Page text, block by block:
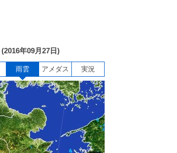
(2016年09月27日)
雨雲 アメダス 実況